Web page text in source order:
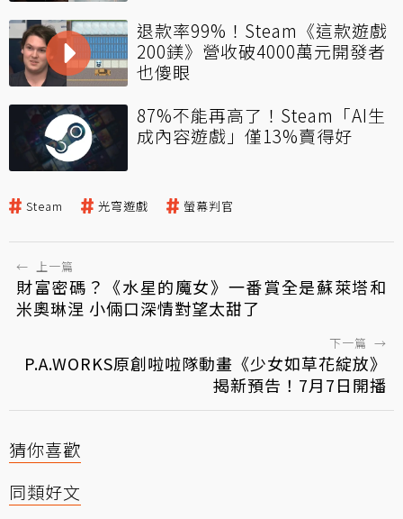
退款率99%！Steam《這款遊戲
200鎂》營收破4000萬元開發者
也傻眼
87%不能再高了！Steam「AI生
成內容遊戲」僅13%賣得好
Steam 光穹遊戲 螢幕判官
← 上一篇
財富密碼？《水星的魔女》一番賞全是蘇萊塔和
米奧琳涅 小倆口深情對望太甜了
下一篇 →
P.A.WORKS原創啦啦隊動畫《少女如草花綻放》
揭新預告！7月7日開播
猜你喜歡
同類好文